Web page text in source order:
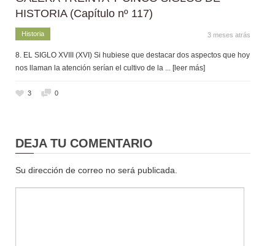
HISTORIA (Capítulo nº 117)
Historia 3 meses atrás
8. EL SIGLO XVIII (XVI) Si hubiese que destacar dos aspectos que hoy
nos llaman la atención serían el cultivo de la ... [leer más]
3 0
DEJA TU COMENTARIO
Su dirección de correo no será publicada.